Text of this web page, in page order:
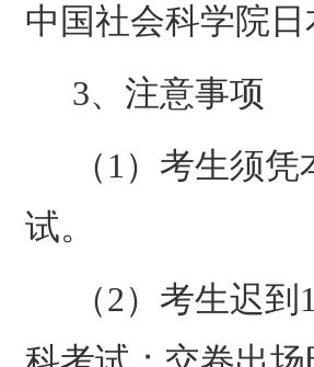
中国社会科学院
3、注意事项
（ 1 ）考生须
试。
（2）考生迟到